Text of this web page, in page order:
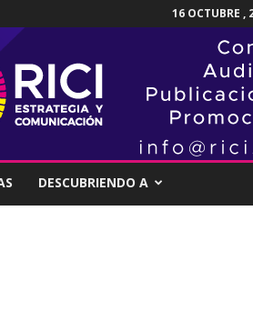
16 OCTUBRE ,
DESCUBRIENDO A